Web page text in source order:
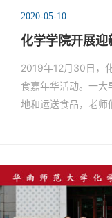
2020-05-10
化学学院开展
2019年12月30日，
食嘉年华活动。一大
地和运送食品，老